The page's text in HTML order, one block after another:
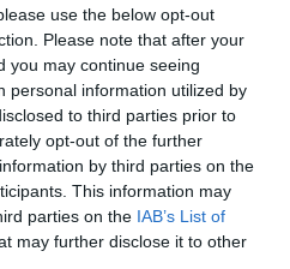
use the below opt-out
Please note that after your
you may continue seeing
personal information utilized by
to third parties prior to
opt-out of the further
by third parties on the
This information may
parties on the IAB’s List of
may further disclose it to other
han podido desarrollar un
gestión activa del mercado
la profesionalización de la
que eligen las categorías
seleccionándolas en un
es limitado y priorizando
categoría: ¿número de
¿marcas que me diferencien